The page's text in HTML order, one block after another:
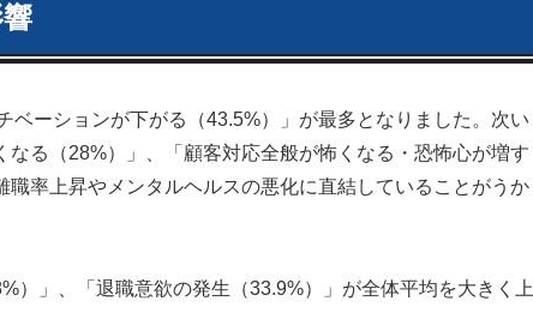
ーションが下がる（43.5%）」が最多となりました。次い
る（28%）」、「顧客対応全般が怖くなる・恐怖心が増す
率上昇やメンタルヘルスの悪化に直結していることがうか
）」、「退職意欲の発生（33.9%）」が全体平均を大きく上